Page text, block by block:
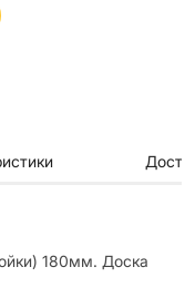
180мм. Доска